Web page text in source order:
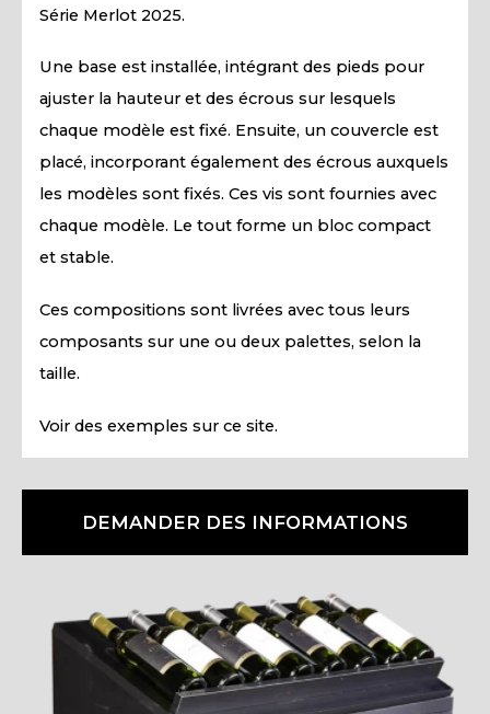
Série Merlot 2025.
Une base est installée, intégrant des pieds pour
ajuster la hauteur et des écrous sur lesquels
chaque modèle est fixé. Ensuite, un couvercle est
placé, incorporant également des écrous auxquels
les modèles sont fixés. Ces vis sont fournies avec
chaque modèle. Le tout forme un bloc compact
et stable.
Ces compositions sont livrées avec tous leurs
composants sur une ou deux palettes, selon la
taille.
Voir des exemples sur ce site.
DEMANDER DES INFORMATIONS